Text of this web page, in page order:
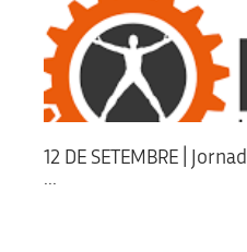
12 DE SETEMBRE |
...